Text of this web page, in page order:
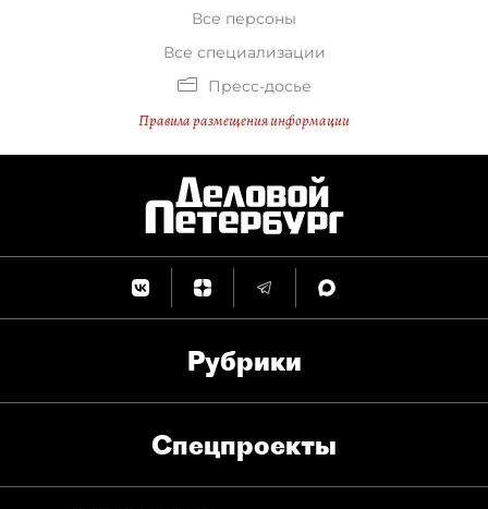
Все персоны
Все специализации
Пресс-досье
Правила размещения информации
Рубрики
Спец­проекты